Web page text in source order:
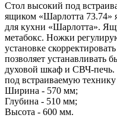
Стол высокий под
ящиком «Шарлотта 73.74»
для кухни «Шарлотта».
метабокс. Ножки
установке
позволяет устанавливать
духовой шкаф и СВЧ-печь.
под встраиваемую технику
Ширина - 570 мм;
Глубина - 510 мм;
Высота - 600 мм.